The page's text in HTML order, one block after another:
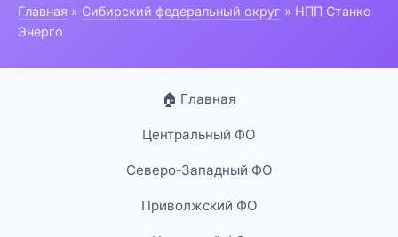
Главная » Сибирский федеральный округ » НПП Станко
Энерго
🏠 Главная
Центральный ФО
Северо-Западный ФО
Приволжский ФО